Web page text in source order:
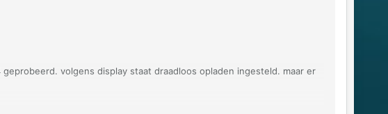
volgens display staat draadloos opladen ingesteld. maar er